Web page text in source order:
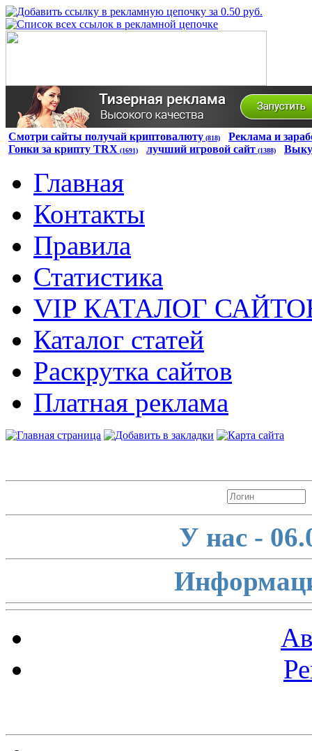
Смотри сайты получай криптовалюту (818)
Реклама и
Гонки за крипту TRX (1691) лучший игровой сайт (1388)
Главная
Контакты
Правила
Статистика
VIP КАТАЛОГ
Каталог статей
Раскрутка сайтов
Платная реклама
У нас -